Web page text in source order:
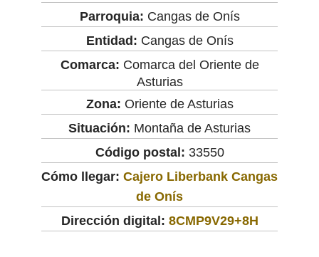
Parroquia: Cangas de Onís
Entidad: Cangas de Onís
Comarca: Comarca del Oriente de
Asturias
Zona: Oriente de Asturias
Situación: Montaña de Asturias
Código postal: 33550
Cómo llegar: Cajero Liberbank Cangas
de Onís
Dirección digital: 8CMP9V29+8H